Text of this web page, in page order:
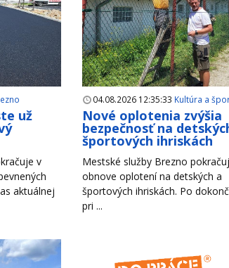
už
v
aktuálnej
04.08.2026 12:35:33 Kultúra a
Nové oplotenia zvýšia
bezpečnosť na
športových ihriskách
Mestské služby Brezno
obnove oplotení na detských a
športových ihriskách. Po
pri ...